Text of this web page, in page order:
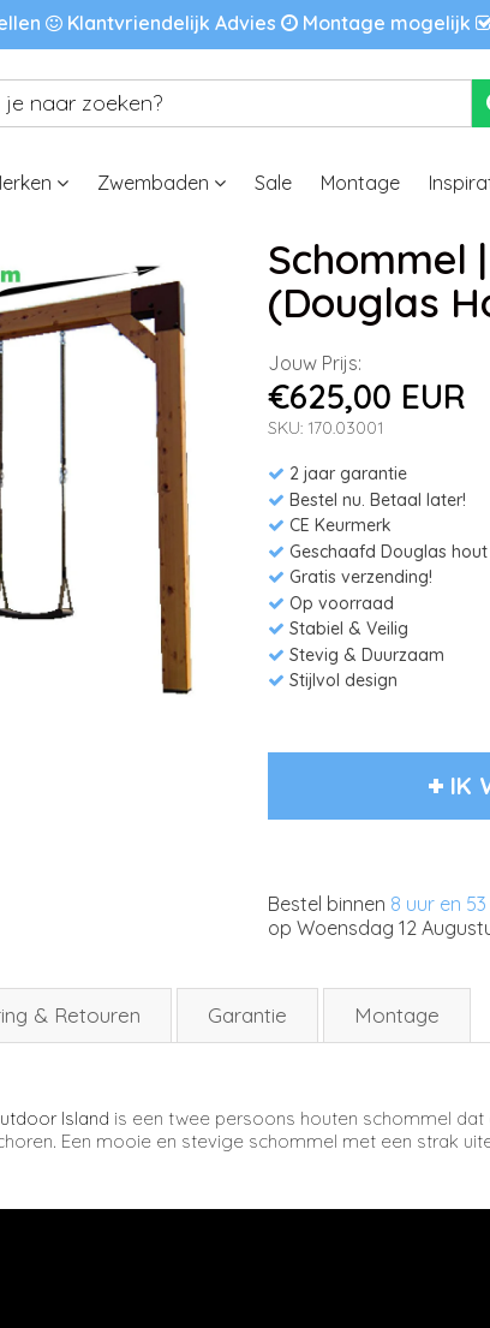
Klantvriendelijk Advies Montage mogelijk
Zwembaden Sale Montage
Schommel
(Douglas
Jouw Prijs:
€625,00 EUR
SKU: 170.03001
2 jaar garantie
Bestel nu. Betaal later!
CE Keurmerk
Geschaafd Douglas hout
Gratis verzending!
Op voorraad
Stabiel & Veilig
Stevig & Duurzaam
Stijlvol design
IK
Bestel binnen 8 uur en
op Woensdag 12
& Retouren Garantie Montage
Island is een twee persoons houten schommel
Een mooie en stevige schommel met een strak